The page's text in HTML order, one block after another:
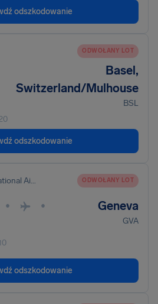
odszkodowanie
ODWOŁANY LOT
Basel,
Switzerland/Mulhouse
BSL
odszkodowanie
Swiss International Air Lines ODWOŁANY LOT
• • Geneva
GVA
odszkodowanie